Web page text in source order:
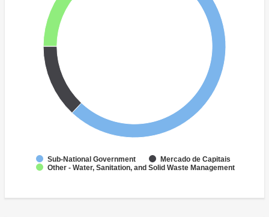
Sub-National Government
Mercado de Capitais
Other - Water, Sanitation, and Solid Waste Management